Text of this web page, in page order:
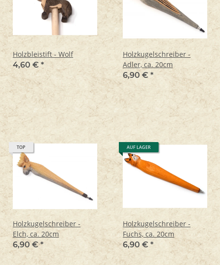
Holzbleistift - Wolf
4,60 € *
Holzkugelschreiber -
Adler, ca. 20cm
6,90 € *
TOP
Holzkugelschreiber -
Elch, ca. 20cm
6,90 €*
AUF LAGER
Holzkugelschreiber -
Fuchs, ca. 20cm
6,90 € *